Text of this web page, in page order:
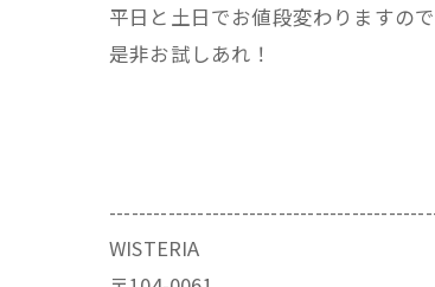
平日と土日でお値段変わりますの
是非お試しあれ！
WISTERIA